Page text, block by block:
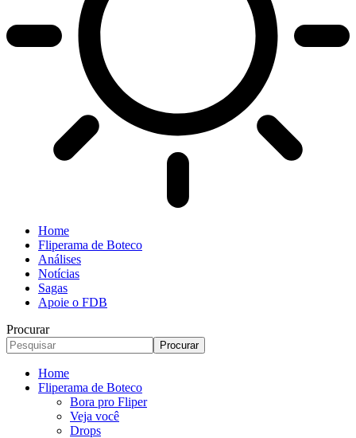
Home
Fliperama de Boteco
Análises
Notícias
Sagas
Apoie o FDB
Procurar
Home
Fliperama de Boteco
Bora pro Fliper
Veja você
Drops